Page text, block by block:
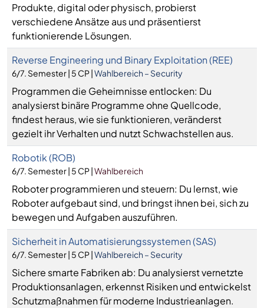
Produkte, digital oder physisch, probierst
verschiedene Ansätze aus und präsentierst
funktionierende Lösungen.
Reverse Engineering und Binary Exploitation (REE)
6/7. Semester | 5 CP |Wahlbereich – Security
Programmen die Geheimnisse entlocken: Du
analysierst binäre Programme ohne Quellcode,
findest heraus, wie sie funktionieren, veränderst
gezielt ihr Verhalten und nutzt Schwachstellen aus.
Robotik (ROB)
6/7. Semester | 5 CP |Wahlbereich
Roboter programmieren und steuern: Du lernst, wie
Roboter aufgebaut sind, und bringst ihnen bei, sich zu
bewegen und Aufgaben auszuführen.
Sicherheit in Automatisierungssystemen (SAS)
6/7. Semester | 5 CP |Wahlbereich – Security
Sichere smarte Fabriken ab: Du analysierst vernetzte
Produktionsanlagen, erkennst Risiken und entwickelst
Schutzmaßnahmen für moderne Industrieanlagen.